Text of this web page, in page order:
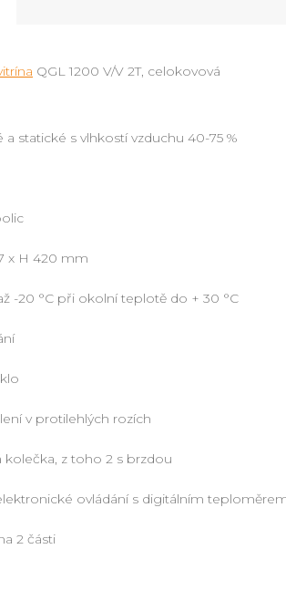
QGL 1200 V/V 2T, celokovová
a statické s vlhkostí vzduchu 40-75 %
x H 420 mm
-20 °C při okolní teplotě do + 30 °C
v protilehlých rozích
kolečka, z toho 2 s brzdou
ovládání s digitálním
2 části